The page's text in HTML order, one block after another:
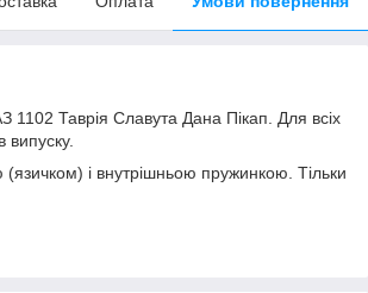
1102 Таврія Славута Дана Пікап. Для всіх
випуску.
(язичком) і внутрішньою пружинкою. Тільки